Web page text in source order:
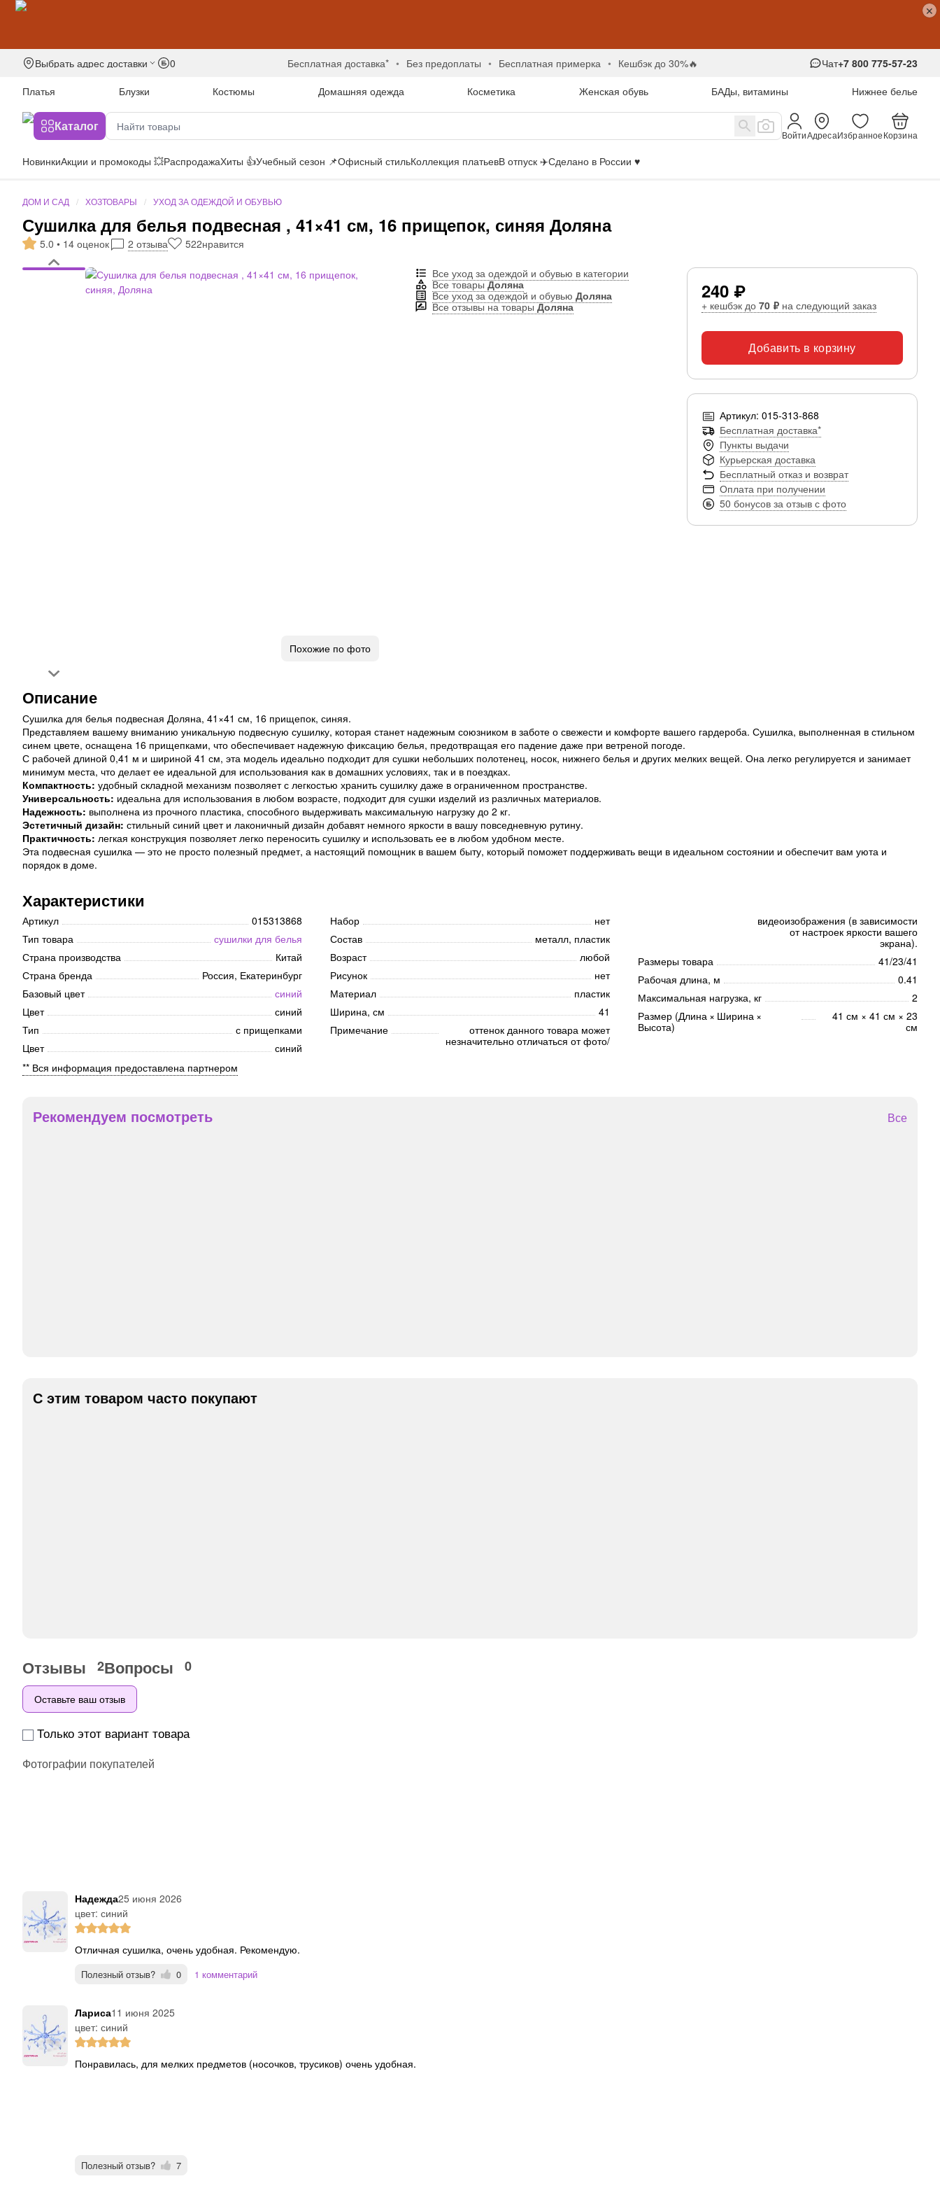
Выбрать адрес доставки 0 бесплатная доставка* без предоплаты бесплатная примерка кешбэк до 30%🔥 Чат+7 800 775-57-23
Платья
Блузки Костюмы Домашняя одежда Косметика Женская обувь БАДы, витамины Нижнее белье
Каталог
ВойтиАдресаИзбранноеКорзина
НовинкиАкции и промокоды 💥РаспродажаХиты 👍Учебный сезон 📌Офисный стильКоллекция платьевВ отпуск ✈️Сделано в России ♥️
ДОМ И САД ХОЗТОВАРЫ УХОД ЗА ОДЕЖДОЙ И ОБУВЬЮ
Сушилка для белья подвесная , 41×41 см, 16 прищепок, синяя Доляна
5.0 • 14 оценок 2 отзыва 522нравится
Похожие по фото
Все уход за одеждой и обувью в категории
Все товарыДоляна
Все уход за одеждой и обувью Доляна
Все отзывы на товарыДоляна
240 ₽
+ кешбэк до 70 ₽ на следующий заказ
Добавить в корзину
Артикул: 015-313-868
Бесплатная доставка*
Пункты выдачи
Курьерская доставка
Бесплатный отказ и возврат
Оплата при получении
50 бонусов за отзыв с фото
Описание
Сушилка для белья подвесная Доляна, 41×41 см, 16 прищепок, синяя.
Представляем вашему вниманию уникальную подвесную сушилку, которая станет надежным союзником в заботе о свежести и комфорте вашего гардероба. Сушилка, выполненная в стильном
синем цвете, оснащена 16 прищепками, что обеспечивает надежную фиксацию белья, предотвращая его падение даже при ветреной погоде.
С рабочей длиной 0,41 м и шириной 41 см, эта модель идеально подходит для сушки небольших полотенец, носок, нижнего белья и других мелких вещей. Она легко регулируется и занимает
минимум места, что делает ее идеальной для использования как в домашних условиях, так и в поездках.
Компактность: удобный складной механизм позволяет с легкостью хранить сушилку даже в ограниченном пространстве.
Универсальность: идеальна для использования в любом возрасте, подходит для сушки изделий из различных материалов.
Надежность: выполнена из прочного пластика, способного выдерживать максимальную нагрузку до 2 кг.
Эстетичный дизайн: стильный синий цвет и лаконичный дизайн добавят немного яркости в вашу повседневную рутину.
Практичность: легкая конструкция позволяет легко переносить сушилку и использовать ее в любом удобном месте.
Эта подвесная сушилка — это не просто полезный предмет, а настоящий помощник в вашем быту, который поможет поддерживать вещи в идеальном состоянии и обеспечит вам уюта и
порядок в доме.
Характеристики
Артикул
015313868
Тип товара
сушилки для белья
Страна производства
Китай
Страна бренда
Россия, Екатеринбург
Базовый цвет
синий
Цвет
синий
Тип
с прищепками
Цвет
синий
Набор
нет
Состав
металл, пластик
Возраст
любой
Рисунок
нет
Материал
пластик
Ширина, см
41
Примечание
оттенок данного товара может
незначительно отличаться от фото/
видеоизображения (в зависимости
от настроек яркости вашего
экрана).
Размеры товара
41/23/41
Рабочая длина, м
0.41
Максимальная нагрузка, кг
2
Размер (Длина × Ширина ×
Высота)
41 см × 41 см × 23
см
** Вся информация предоставлена партнером
Рекомендуем посмотреть Все
С этим товаром часто покупают
Отзывы 2Вопросы 0
Оставьте ваш отзыв
Только этот вариант товара
Фотографии покупателей
Надежда25 июня 2026
цвет: синий
Отличная сушилка, очень удобная. Рекомендую.
Полезный отзыв? 0 1 комментарий
Лариса11 июня 2025
цвет: синий
Понравилась, для мелких предметов (носочков, трусиков) очень удобная.
Полезный отзыв? 7